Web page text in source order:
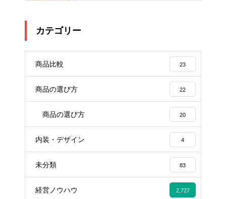
カテゴリー
商品比較 23
商品の選び方 22
商品の選び方 20
内装・デザイン 4
未分類 83
経営ノウハウ 2,727